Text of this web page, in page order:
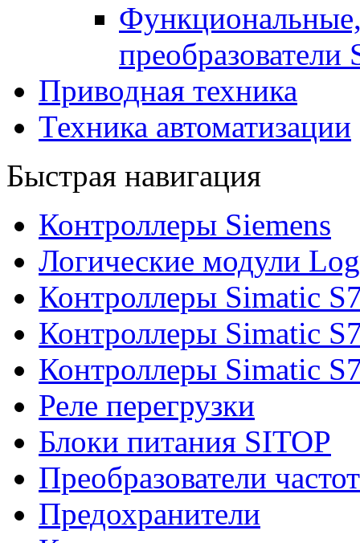
преобразователи
Приводная техника
Техника автоматизации
Быстрая навигация
Контроллеры Siemens
Логические модули
Контроллеры Simatic
Контроллеры Simatic
Контроллеры Simatic
Реле перегрузки
Блоки питания SITOP
Преобразователи
Предохранители